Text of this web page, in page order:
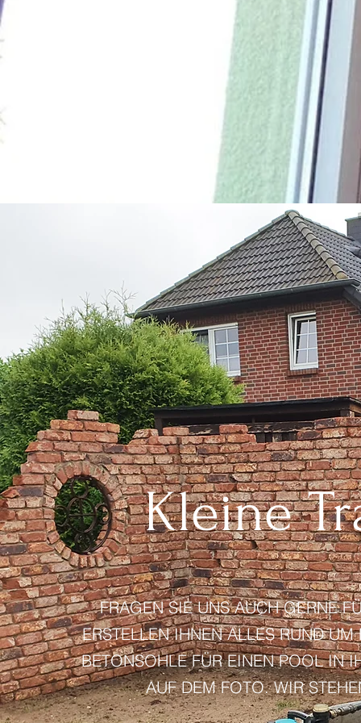
Kleine
FRAGEN SIE UNS AUCH GERNE
ERSTELLEN IHNEN ALLES RUND
BETONSOHLE FÜR EINEN POOL IN
AUF DEM FOTO. WIR